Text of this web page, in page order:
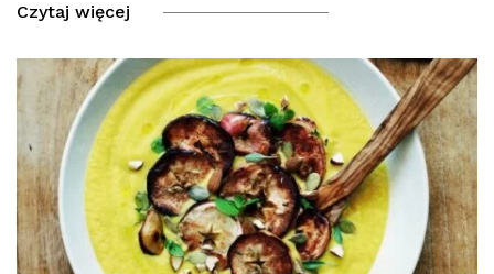
Czytaj więcej